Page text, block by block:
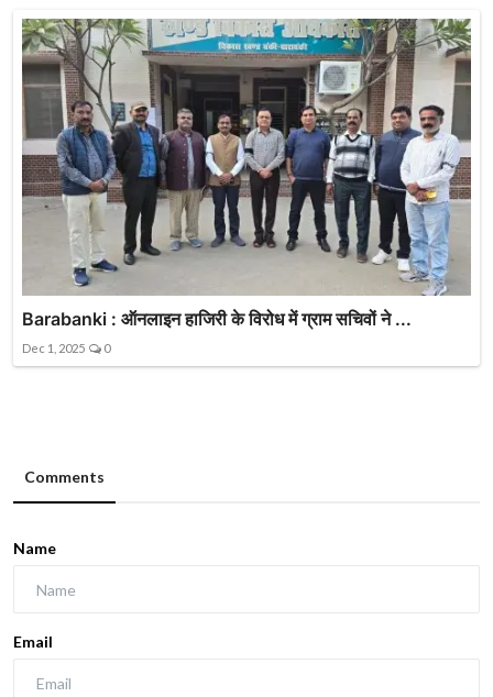
Barabanki : ऑनलाइन हाजिरी के विरोध में ग्राम सचिवों ने ...
Dec 1, 2025 0
Comments
Name
Email